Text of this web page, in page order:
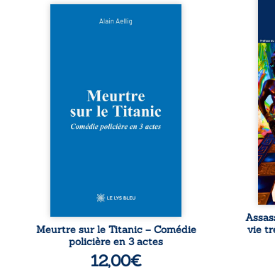
Et si le naufrage n’avait pas
les profondeurs de l’Atlantique.
Sept décennies plus tard, la
découverte de l’épave fait
resurgir un secret que l’on
Meurtre sur le Titanic – Comédie
policière en 3 actes
12,00€
La
de
qui
vie